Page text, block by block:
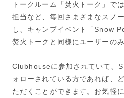
トークルーム「焚火トーク」で
担当など、毎回さまざまなスノ
し、キャンプイベント「Snow
焚火トークと同様にユーザーの
Clubhouseに参加されていて、
ォローされている方であれば、
ただくことができます。お気軽